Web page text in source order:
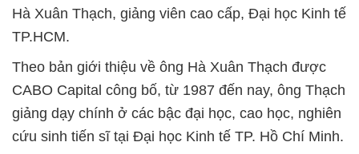
Hà Xuân Thạch, giảng viên cao cấp, Đại học Kinh tế
TP.HCM.
Theo bản giới thiệu về ông Hà Xuân Thạch được
CABO Capital công bố, từ 1987 đến nay, ông Thạch
giảng dạy chính ở các bậc đại học, cao học, nghiên
cứu sinh tiến sĩ tại Đại học Kinh tế TP. Hồ Chí Minh.